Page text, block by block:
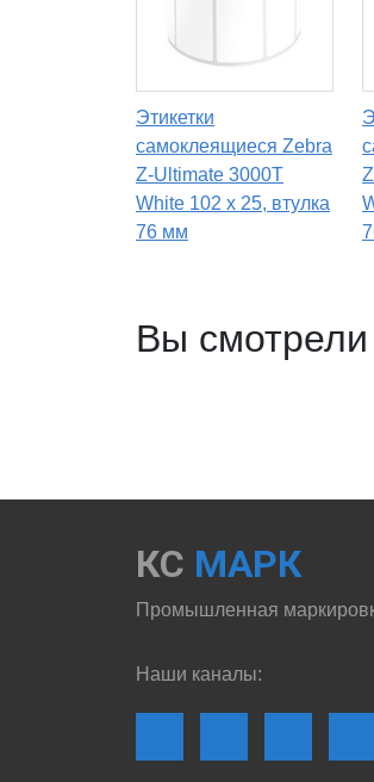
Этикетки
самоклеящиеся Zebra
Z-Ultimate 3000T
White 102 x 25, втулка
76 мм
Вы смотрели
КС МАРК
Промышленная
Наши каналы: